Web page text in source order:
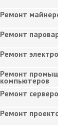
Ремонт
Ремонт
Ремонт
Ремонт
компьютеров
Ремонт
Ремонт